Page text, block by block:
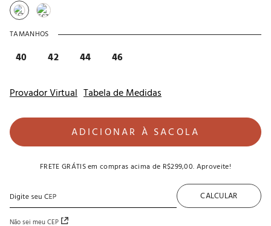
TAMANHOS
40 42 44 46
Provador Virtual Tabela de Medidas
ADICIONAR À SACOLA
FRETE GRÁTISem compras acima de R$299,00. Aproveite!
Não sei meu CEP
CALCULAR